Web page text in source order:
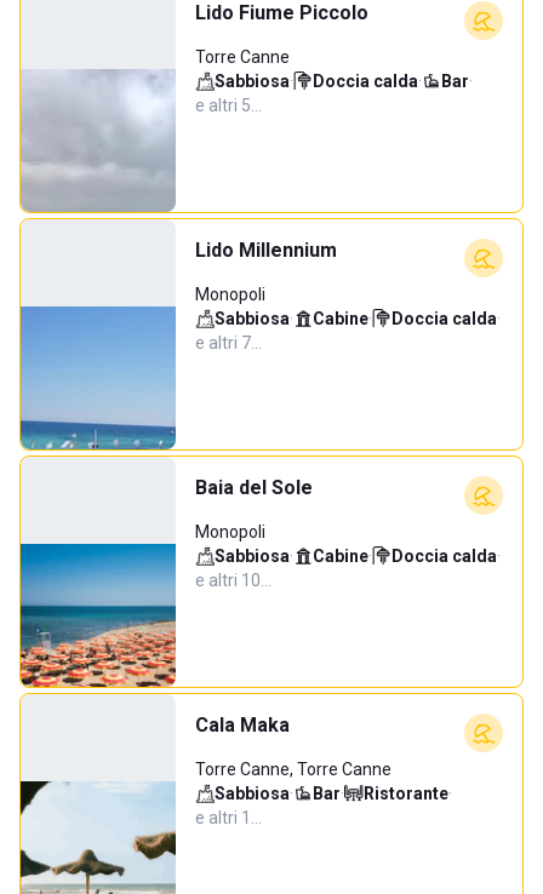
Lido Fiume Piccolo
Torre Canne
Sabbiosa· Doccia calda· Bar·
e altri 5…
Lido Millennium
Monopoli
Sabbiosa· Cabine· Doccia calda·
e altri 7…
Baia del Sole
Monopoli
Sabbiosa· Cabine· Doccia calda·
e altri 10…
Cala Maka
Torre Canne, Torre Canne
Sabbiosa· Bar· Ristorante·
e altri 1…